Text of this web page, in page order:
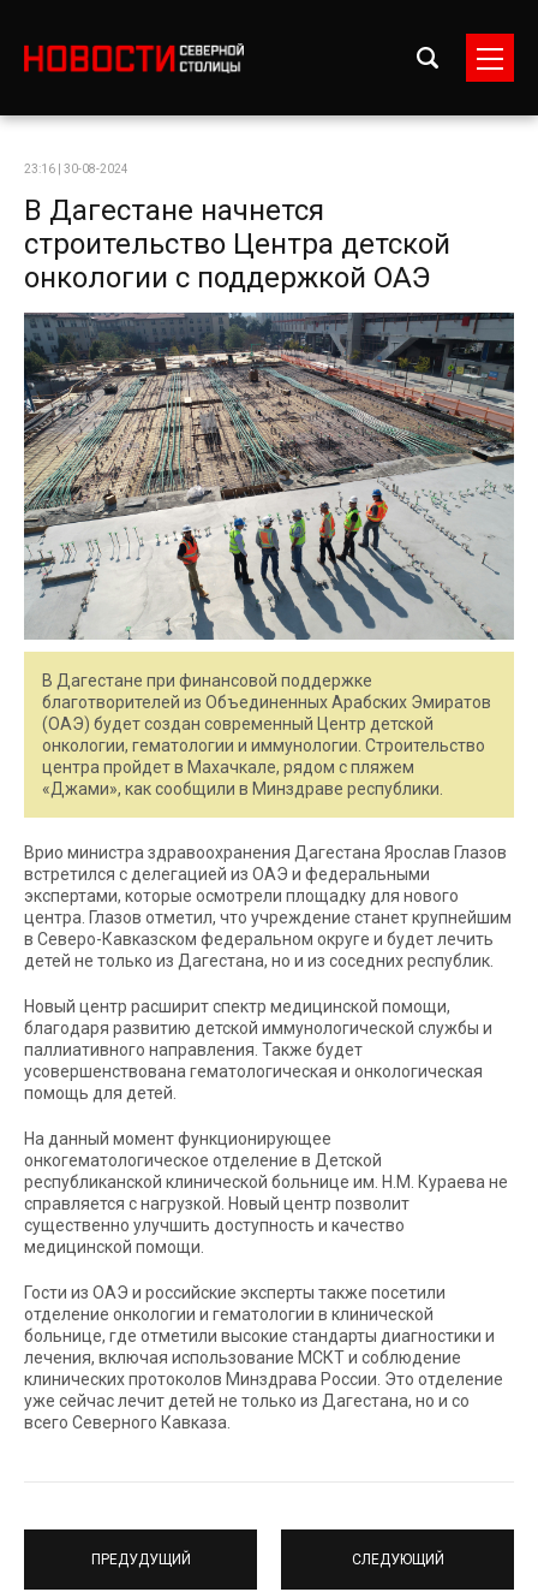
23:16 | 30-08-2024
В Дагестане начнется
строительство Центра детской
онкологии с поддержкой ОАЭ
В Дагестане при финансовой поддержке
благотворителей из Объединенных Арабских Эмиратов
(ОАЭ) будет создан современный Центр детской
онкологии, гематологии и иммунологии. Строительство
центра пройдет в Махачкале, рядом с пляжем
«Джами», как сообщили в Минздраве республики.
Врио министра здравоохранения Дагестана Ярослав Глазов
встретился с делегацией из ОАЭ и федеральными
экспертами, которые осмотрели площадку для нового
центра. Глазов отметил, что учреждение станет крупнейшим
в Северо-Кавказском федеральном округе и будет лечить
детей не только из Дагестана, но и из соседних республик.
Новый центр расширит спектр медицинской помощи,
благодаря развитию детской иммунологической службы и
паллиативного направления. Также будет
усовершенствована гематологическая и онкологическая
помощь для детей.
На данный момент функционирующее
онкогематологическое отделение в Детской
республиканской клинической больнице им. Н.М. Кураева не
справляется с нагрузкой. Новый центр позволит
существенно улучшить доступность и качество
медицинской помощи.
Гости из ОАЭ и российские эксперты также посетили
отделение онкологии и гематологии в клинической
больнице, где отметили высокие стандарты диагностики и
лечения, включая использование МСКТ и соблюдение
клинических протоколов Минздрава России. Это отделение
уже сейчас лечит детей не только из Дагестана, но и со
всего Северного Кавказа.
ПРЕДУДУЩИЙ СЛЕДУЮЩИЙ